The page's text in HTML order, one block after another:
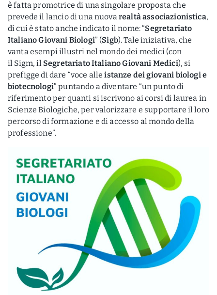
è fatta promotrice di una singolare proposta che
prevede il lancio di una nuovarealtà associazionistica,
di cui è stato anche indicato il nome: “Segretariato
Italiano Giovani Biologi” (Sigb). Tale iniziativa, che
vanta esempi illustri nel mondo dei medici (con
il Sigm, il Segretariato Italiano Giovani Medici), si
prefigge di dare “voce alleistanze dei giovani biologi e
biotecnologi” puntando a diventare “un punto di
riferimento per quanti si iscrivono ai corsi di laurea in
Scienze Biologiche, per valorizzare e supportare il loro
percorso di formazione e di accesso al mondo della
professione”.